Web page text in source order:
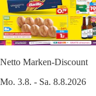
Netto Marken-Discount
Mo. 3.8. - Sa. 8.8.2026